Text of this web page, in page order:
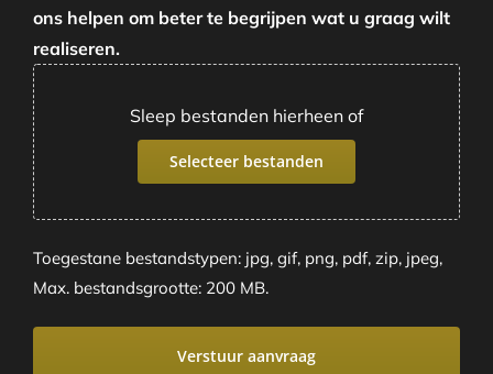
ons helpen om beter te begrijpen wat u graag wilt
realiseren.
Sleep bestanden hierheen of
Selecteer bestanden
Toegestane bestandstypen: jpg, gif, png, pdf, zip, jpeg,
Max. bestandsgrootte: 200 MB.